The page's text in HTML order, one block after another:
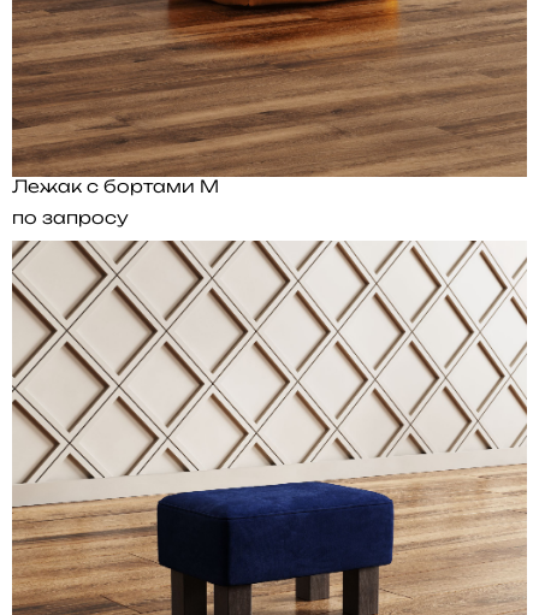
Лежак с бортами M
по запросу